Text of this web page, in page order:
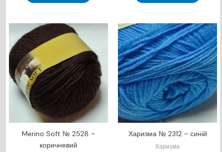
Merino Soft № 2528 –
коричневий
Харизма № 2312 – синій
Харизма